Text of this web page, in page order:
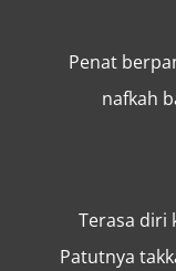
Penat
nafkah
Terasa diri
Patutnya